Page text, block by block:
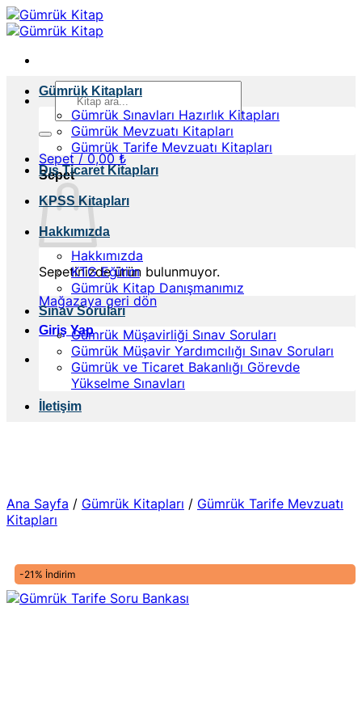
İçeriğe
atla
Ara:
Sepet /0,00₺
Sepet
Sepetinizde ürün bulunmuyor.
Mağazaya geri dön
Giriş Yap
Gümrük Kitapları
Gümrük Sınavları Hazırlık Kitapları
Gümrük Mevzuatı Kitapları
Gümrük Tarife Mevzuatı Kitapları
Dış Ticaret Kitapları
KPSS Kitapları
Hakkımızda
Hakkımızda
KTG Eğitim
Gümrük Kitap Danışmanımız
Sınav Soruları
Gümrük Müşavirliği Sınav Soruları
Gümrük Müşavir Yardımcılığı Sınav Soruları
Gümrük ve Ticaret Bakanlığı Görevde
Yükselme Sınavları
İletişim
Ana Sayfa / Gümrük Kitapları / Gümrük Tarife Mevzuatı
Kitapları
-21% İndirim